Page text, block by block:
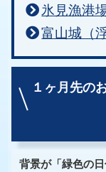
氷見漁港
富山城（
１ヶ月先の
背景が「緑色の